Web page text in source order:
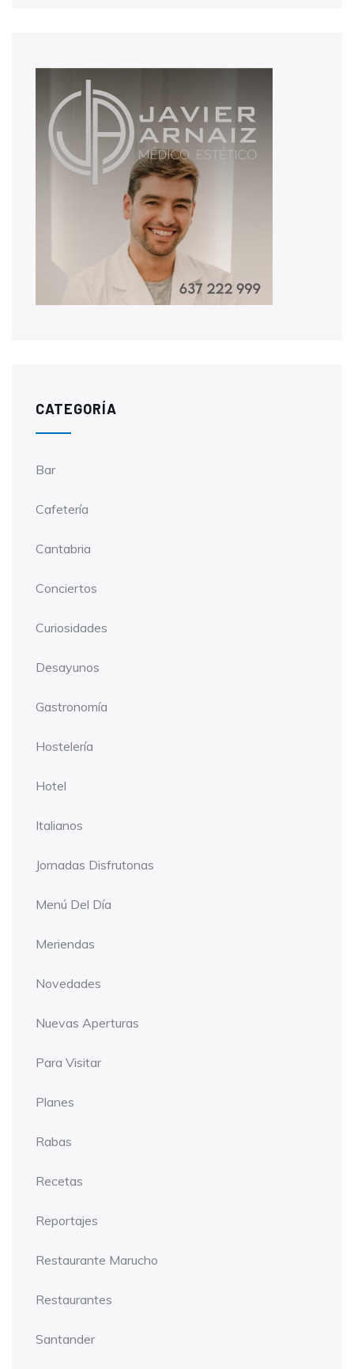
CATEGORÍA
Bar
Cafetería
Cantabria
Conciertos
Curiosidades
Desayunos
Gastronomía
Hostelería
Hotel
Italianos
Jornadas Disfrutonas
Menú Del Día
Meriendas
Novedades
Nuevas Aperturas
Para Visitar
Planes
Rabas
Recetas
Reportajes
Restaurante Marucho
Restaurantes
Santander